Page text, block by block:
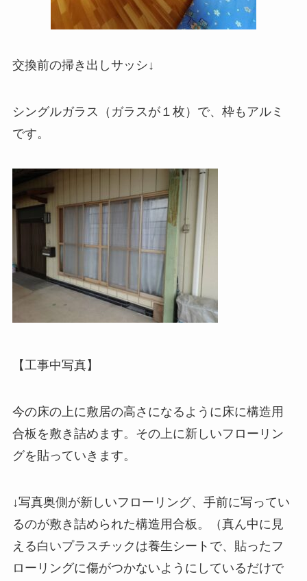
交換前の掃き出しサッシ↓
シングルガラス（ガラスが１枚）で、枠もアルミ
です。
【工事中写真】
今の床の上に敷居の高さになるように床に構造用
合板を敷き詰めます。その上に新しいフローリン
グを貼っていきます。
↓写真奥側が新しいフローリング、手前に写ってい
るのが敷き詰められた構造用合板。（真ん中に見
える白いプラスチックは養生シートで、貼ったフ
ローリングに傷がつかないようにしているだけで